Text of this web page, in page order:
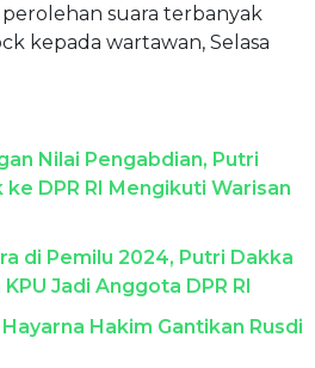
suara terbanyak
kepada wartawan, Selasa
Nilai Pengabdian, Putri
DPR RI Mengikuti Warisan
di Pemilu 2024, Putri Dakka
Jadi Anggota DPR RI
Hakim Gantikan Rusdi